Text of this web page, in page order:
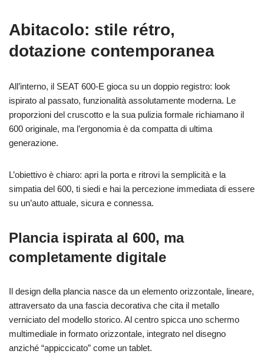
Abitacolo: stile rétro,
dotazione contemporanea
All’interno, il SEAT 600‑E gioca su un doppio registro: look
ispirato al passato, funzionalità assolutamente moderna. Le
proporzioni del cruscotto e la sua pulizia formale richiamano il
600 originale, ma l’ergonomia è da compatta di ultima
generazione.
L’obiettivo è chiaro: apri la porta e ritrovi la semplicità e la
simpatia del 600, ti siedi e hai la percezione immediata di essere
su un’auto attuale, sicura e connessa.
Plancia ispirata al 600, ma
completamente digitale
Il design della plancia nasce da un elemento orizzontale, lineare,
attraversato da una fascia decorativa che cita il metallo
verniciato del modello storico. Al centro spicca uno schermo
multimediale in formato orizzontale, integrato nel disegno
anziché “appiccicato” come un tablet.